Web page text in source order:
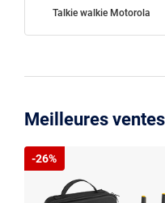
Talkie walkie Motorola
Meilleures ventes
-26%